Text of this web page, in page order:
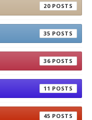
20
35
36
11
45